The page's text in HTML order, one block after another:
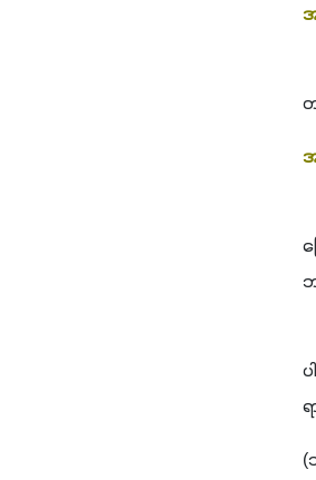
(